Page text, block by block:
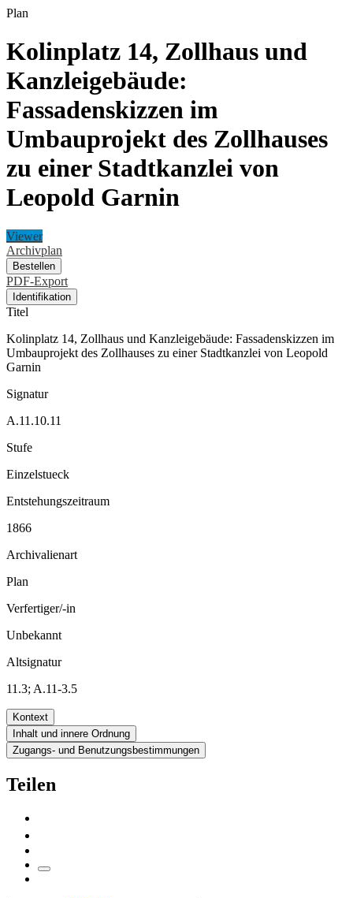
Plan
Kolinplatz 14, Zollhaus und
Kanzleigebäude:
Fassadenskizzen im
Umbauprojekt des Zollhauses
zu einer Stadtkanzlei von
Leopold Garnin
Viewer
Archivplan
Bestellen
PDF-Export
Identifikation
Titel
Kolinplatz 14, Zollhaus und Kanzleigebäude: Fassadenskizzen im
Umbauprojekt des Zollhauses zu einer Stadtkanzlei von Leopold
Garnin
Signatur
A.11.10.11
Stufe
Einzelstueck
Entstehungszeitraum
1866
Archivalienart
Plan
Verfertiger/-in
Unbekannt
Altsignatur
11.3; A.11-3.5
Kontext
Inhalt und innere Ordnung
Zugangs- und Benutzungsbestimmungen
Teilen